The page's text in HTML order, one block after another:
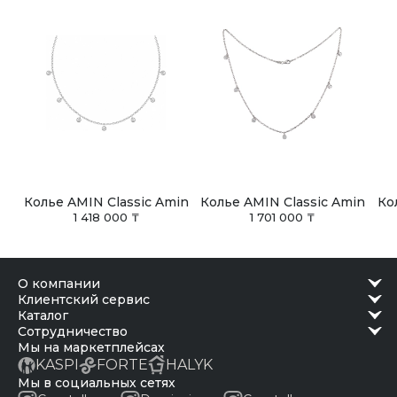
Колье AMIN Classic Amin
1 418 000 ₸
Колье AMIN Classic Amin
1 701 000 ₸
о компании
клиентский сервис
каталог
сотрудничество
Мы на маркетплейсах
KASPI FORTE HALYK
Мы в социальных сетях